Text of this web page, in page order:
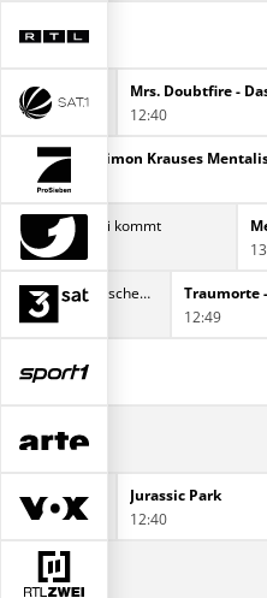
Mrs. Doubtfire -
12:40
jeden! - Timon Krauses
- Der Profi kommt
Traumorte - Die Oberitalienischen Seen
12:49
im Visier
Jurassic Park
12:40